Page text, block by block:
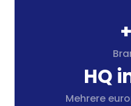
HQ
Mehrere